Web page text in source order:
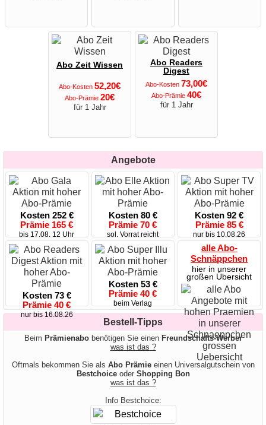
Abo Zeit Wissen
Abo-Kosten 52,20€
Abo-Prämie 20€
für 1 Jahr
Abo Readers
Digest
Abo-Kosten 73,00€
Abo-Prämie 40€
für 1 Jahr
Angebote
Kosten 252 €
Prämie 165 €
bis 17.08. 12 Uhr
Kosten 80 €
Prämie 70 €
sol. Vorrat reicht
Kosten 92 €
Prämie 85 €
nur bis 10.08.26
Kosten 73 €
Prämie 40 €
nur bis 16.08.26
Kosten 53 €
Prämie 40 €
beim Verlag
alle Abo-
Schnäppchen
hier in unserer
großen Übersicht
Bestell-Tipps
Beim Prämienabobenötigen Sie einen Freundschafts-Werber
was ist das ?
Oftmals bekommen Sie als Abo Prämieeinen Universalgutschein von
Bestchoiceoder Shopping Bon
was ist das ?
Info Bestchoice: